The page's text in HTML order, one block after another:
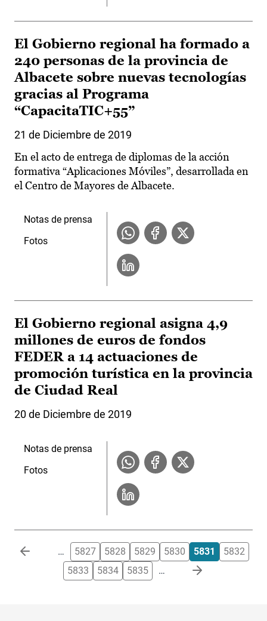
El Gobierno regional ha formado a
240 personas de la provincia de
Albacete sobre nuevas tecnologías
gracias al Programa
“CapacitaTIC+55”
21 de Diciembre de 2019
En el acto de entrega de diplomas de la acción
formativa “Aplicaciones Móviles”, desarrollada en
el Centro de Mayores de Albacete.
Notas de prensa
Fotos
El Gobierno regional asigna 4,9
millones de euros de fondos
FEDER a 14 actuaciones de
promoción turística en la provincia
de Ciudad Real
20 de Diciembre de 2019
Notas de prensa
Fotos
Paginación … 5827 5828 5829 5830 5831
5832
5833
5834 5835 …